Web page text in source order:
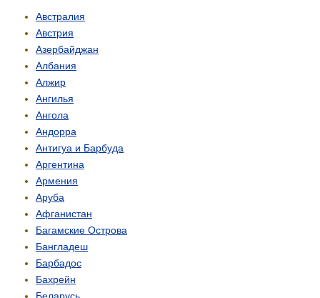
Австралия
Австрия
Азербайджан
Албания
Алжир
Ангилья
Ангола
Андорра
Антигуа и Барбуда
Аргентина
Армения
Аруба
Афганистан
Багамские Острова
Бангладеш
Барбадос
Бахрейн